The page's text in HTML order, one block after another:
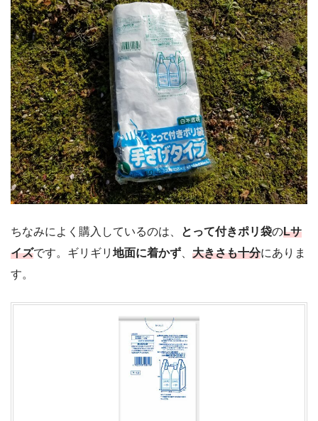
ちなみによく購入しているのは、 とって付きポリ袋のLサ
イズです。ギリギリ 地面に着かず 大きさも十分にありま
す。